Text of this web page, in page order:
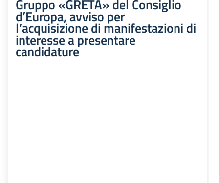
Gruppo «GRETA» del Consiglio
d’Europa, avviso per
l’acquisizione di manifestazioni di
interesse a presentare
candidature